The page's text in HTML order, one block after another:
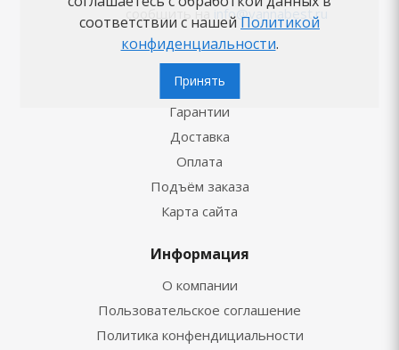
сообщить на
info@vannabest.ru
Сервис
Гарантии
Доставка
Оплата
Подъём заказа
Карта сайта
Информация
О компании
Пользовательское соглашение
Политика конфендициальности
соответствии с нашей Политикой
конфиденциальности.
Принять